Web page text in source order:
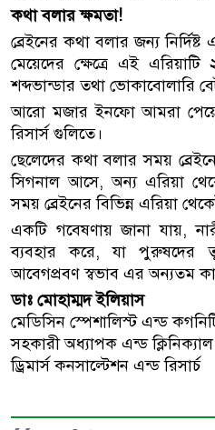
কথা বলার ক্ষমতা!
ব্রেইনের কথা বলার জন্য
মেয়েদের ক্ষেত্রে এই
শব্দভান্ডার তথা ভোকাবোলারি
আরো মজার ইনফো আমরা
রিসার্স গুলিতে।
ছেলেদের কথা বলার সময়
সিগনাল আসে, অন্য এরিয়া
সময় ব্রেইনের বিভিন্ন এরিয়া
একটি গবেষণায় জানা যায়,
ব্যবহার করে, যা পুরুষদের
আবেগপ্রবণ স্বভাব এর অন্যতম
ডাঃ মোহাম্মদ ইলিয়াস
মেডিসিন স্পেশালিস্ট এন্ড
সহকারী অধ্যাপক এন্ড
ড্রিমার্স কনসাল্টেশন এন্ড রিসার্চ